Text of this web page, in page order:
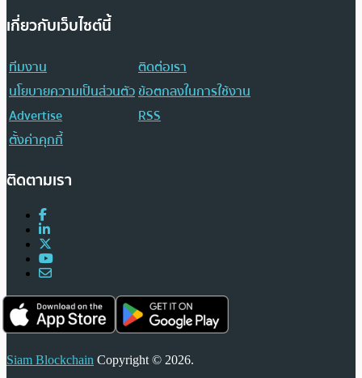
เกี่ยวกับเว็บไซต์นี้
ทีมงาน
ติดต่อเรา
นโยบายความเป็นส่วนตัวข้อตกลงในการใช้งาน
Advertise
RSS
ตั้งค่าคุกกี้
ติดตามเรา
Siam Blockchain Copyright © 2026.